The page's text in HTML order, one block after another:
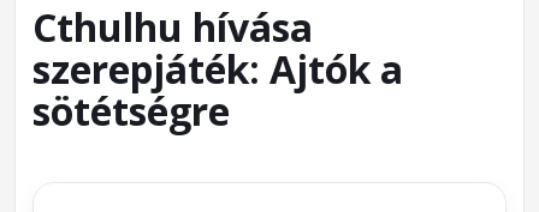
Cthulhu hívása
szerepjáték: Ajtók a
sötétségre